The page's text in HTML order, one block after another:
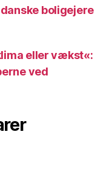
boligejere
eller vækst«:
ved